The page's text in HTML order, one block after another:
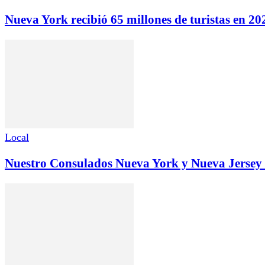
Nueva York recibió 65 millones de turistas en
Local
Nuestro Consulados Nueva York y Nueva Jersey